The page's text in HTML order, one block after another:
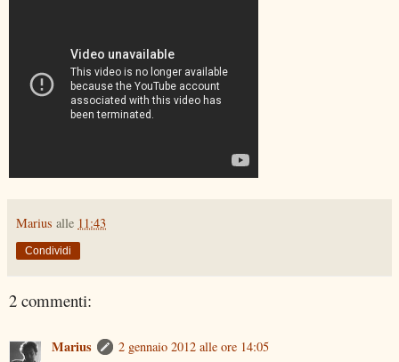
Marius alle 11:43
Condividi
2 commenti:
Marius
2 gennaio 2012 alle ore 14:05